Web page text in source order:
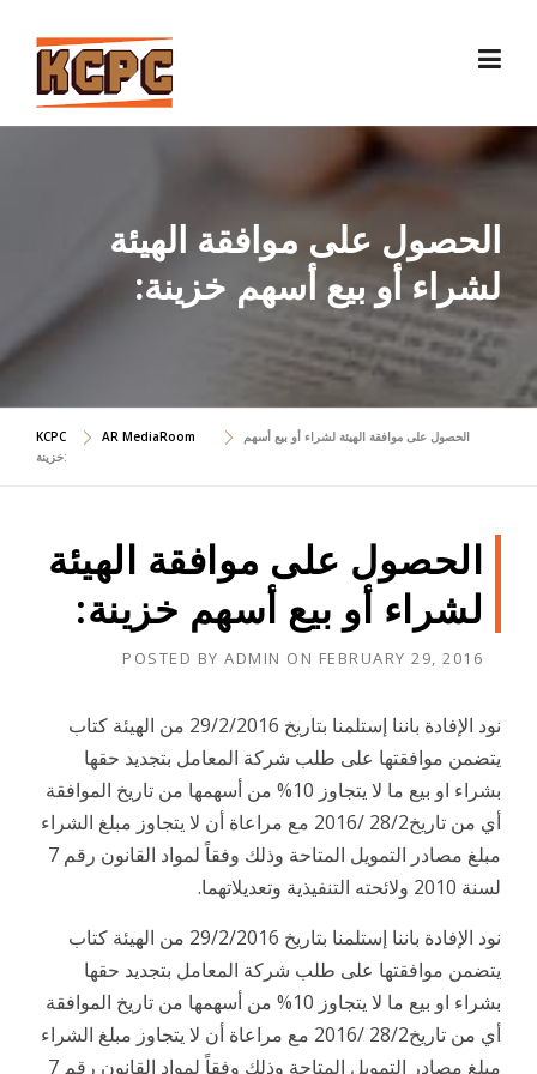
content
الحصول على موافقة الهيئة
لشراء أو بيع أسهم خزينة:
KCPC AR MediaRoom
الحصول على موافقة الهيئة لشراء أو بيع أسهم
خزينة:
الحصول على موافقة الهيئة
لشراء أو بيع أسهم خزينة:
POSTED BY ADMIN ON FEBRUARY 29, 2016
نود الإفادة باننا إستلمنا بتاريخ 29/2/2016 من الهيئة كتاب
يتضمن موافقتها على طلب شركة المعامل بتجديد حقها
بشراء او بيع ما لا يتجاوز 10% من أسهمها من تاريخ الموافقة
أي من تاريخ28/2 /2016 مع مراعاة أن لا يتجاوز مبلغ الشراء
مبلغ مصادر التمويل المتاحة وذلك وفقاً لمواد القانون رقم 7
لسنة 2010 ولائحته التنفيذية وتعديلاتهما.
نود الإفادة باننا إستلمنا بتاريخ 29/2/2016 من الهيئة كتاب
يتضمن موافقتها على طلب شركة المعامل بتجديد حقها
بشراء او بيع ما لا يتجاوز 10% من أسهمها من تاريخ الموافقة
أي من تاريخ28/2 /2016 مع مراعاة أن لا يتجاوز مبلغ الشراء
مبلغ مصادر التمويل المتاحة وذلك وفقاً لمواد القانون رقم 7